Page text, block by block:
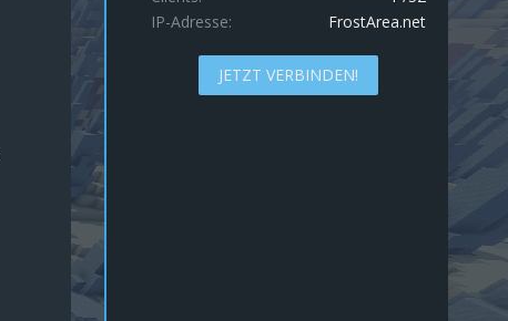
IP-Adresse
FrostArea.net
JETZT VERBINDEN!